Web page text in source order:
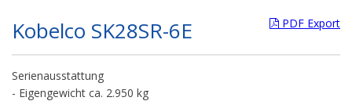
PDF Export
Kobelco SK28SR-6E
Serienausstattung
- Eigengewicht ca. 2.950 kg